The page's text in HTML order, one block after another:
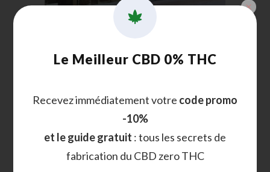
We Green est spécialisé dans la vente de
Le Meilleur CBD 0% THC
Recevez immédiatement votre code promo
-10%
et le guide gratuit : tous les secrets de
fabrication du CBD zero THC